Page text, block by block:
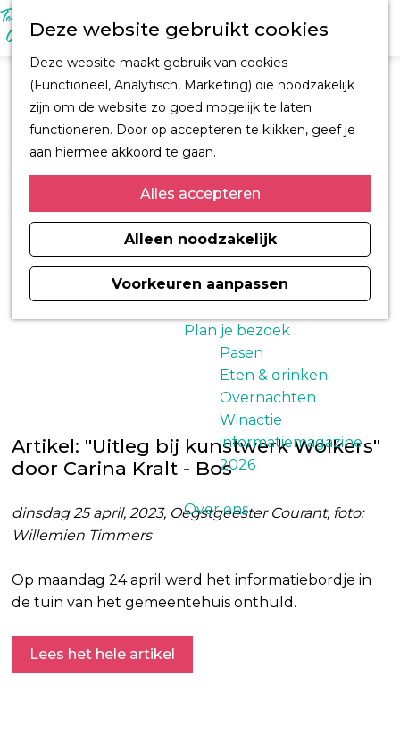
Deze website gebruikt cookies
Deze website maakt gebruik van cookies
(Functioneel, Analytisch, Marketing) die noodzakelijk
zijn om de website zo goed mogelijk te laten
functioneren. Door op accepteren te klikken, geef je
aan hiermee akkoord te gaan.
Alles accepteren
Alleen noodzakelijk
Voorkeuren aanpassen
Z
o
e
k
e
n
M
e
n
u
Trouwen in
Oegstgeest
Kastelen en
buitenplaatsen
CORPUS
Winkelen
Kunst & Cultuur
Architect H.J. Jesse
Sport
Informatiemagazine
Oegstgeest 2026
Plan je bezoek
Pasen
Eten & drinken
Overnachten
Winactie
informatiemagazine
2026
Over ons
Vrouwen in verzet
Artikel: "Uitleg bij kunstwerk Wolkers"
door Carina Kralt - Bos
dinsdag 25 april, 2023, Oegstgeester Courant, foto:
Willemien Timmers
Op maandag 24 april werd het informatiebordje in
de tuin van het gemeentehuis onthuld.
Lees het hele artikel